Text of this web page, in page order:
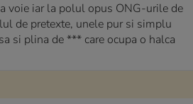
voie iar la polul opus ONG-urile de
de pretexte, unele pur si simplu
si plina de *** care ocupa o halca